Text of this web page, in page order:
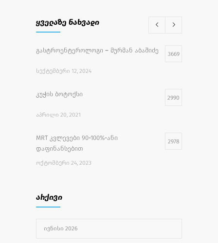
ყველაზე ნახვადი
გასტროენტეროლოგი – მურმან აბაშიძე 3669
ᲡᲔᲥᲢᲔᲛᲑᲔᲠᲘ 12, 2024
კუჭის ბოტოქსი 2990
ᲐᲞᲠᲘᲚᲘ 20, 2021
MRT კვლევები 90-100%-ანი
დაფინანსებით
2978
ᲝᲥᲢᲝᲛᲑᲔᲠᲘ 24, 2023
ᲘᲕᲚᲘᲡᲘ 27, 2022
უროლოგიური სერვისები
არქივი
ᲘᲕᲜᲘᲡᲘ 2026